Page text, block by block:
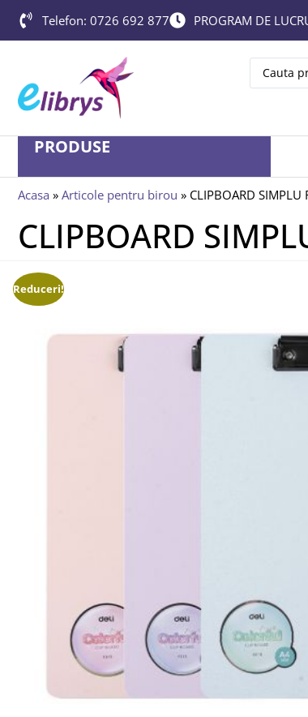
Telefon: 0726 692 877 PROGRAM DE
PRODUSE
Acasa » Articole pentru birou » CLIPBOARD SIMPLU
CLIPBOARD
Reduceri!